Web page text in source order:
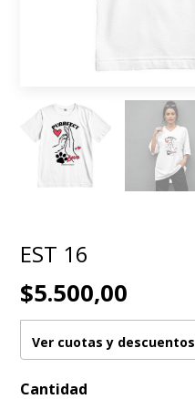
EST 16
$5.500,00
Ver cuotas y descuentos
Cantidad